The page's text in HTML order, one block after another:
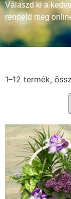
Válaszd ki a
rendeld meg
1–12 termék,